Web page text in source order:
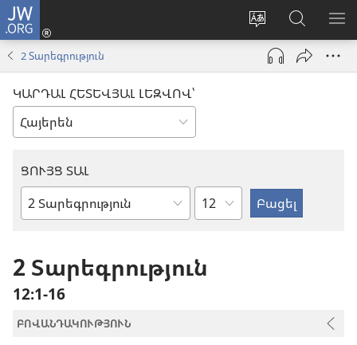
JW.ORG
Փոխել
կայքի
լեզուն
Մուտքագրվել
(բացվումՈրոնում
JW.ORG
կայքում
2 Տարեգրություն
ԿԱՐԴԱԼ ՀԵՏԵՎՅԱԼ ԼԵԶՎՈՎ՝
ՑՈՒՅՑ ՏԱԼ
Աստվածաշնչյան
Ըստ
գլուխների
2 Տարեգրություն
12։1-16
ԲՈՎԱՆԴԱԿՈՒԹՅՈՒՆ